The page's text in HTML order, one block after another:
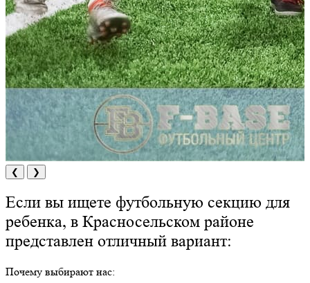
❮ ❯
Если вы ищете футбольную секцию для
ребенка, в Красносельском районе
представлен отличный вариант:
Почему выбирают нас: